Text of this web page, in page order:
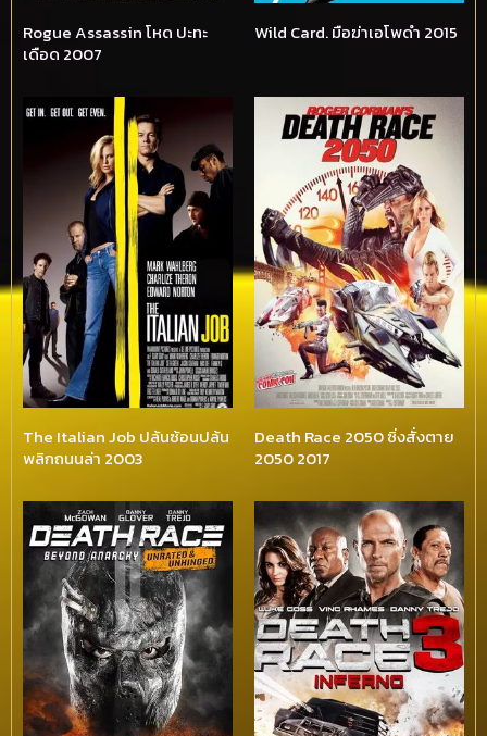
Rogue Assassin โหด ปะทะ
เดือด 2007
Wild Card. มือฆ่าเอโพดำ 2015
The Italian Job ปล้นซ้อนปล้น
พลิกถนนล่า 2003
Death Race 2050 ซิ่งสั่งตาย
2050 2017